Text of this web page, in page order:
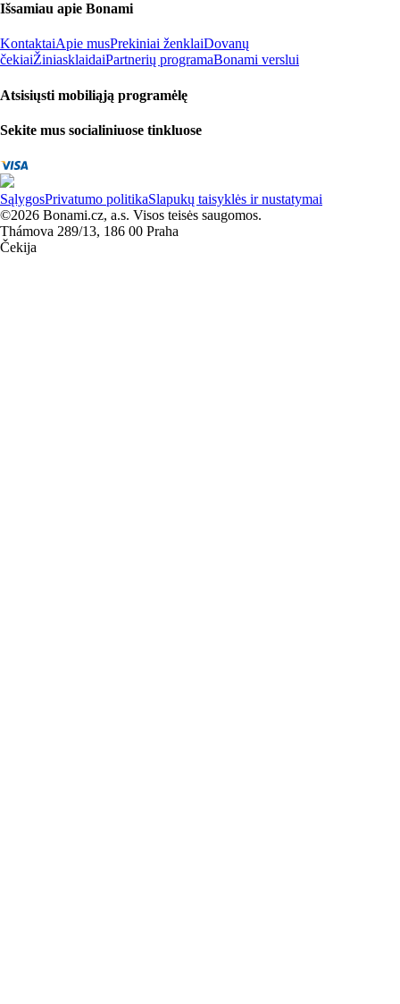
Išsamiau apie Bonami
KontaktaiApie musPrekiniai ženklaiDovanų
čekiaiŽiniasklaidaiPartnerių programaBonami verslui
Atsisiųsti mobiliąją programėlę
Sekite mus socialiniuose tinkluose
SąlygosPrivatumo politikaSlapukų taisyklės ir nustatymai
©2026 Bonami.cz, a.s. Visos teisės saugomos.
Thámova 289/13, 186 00 Praha
Čekija